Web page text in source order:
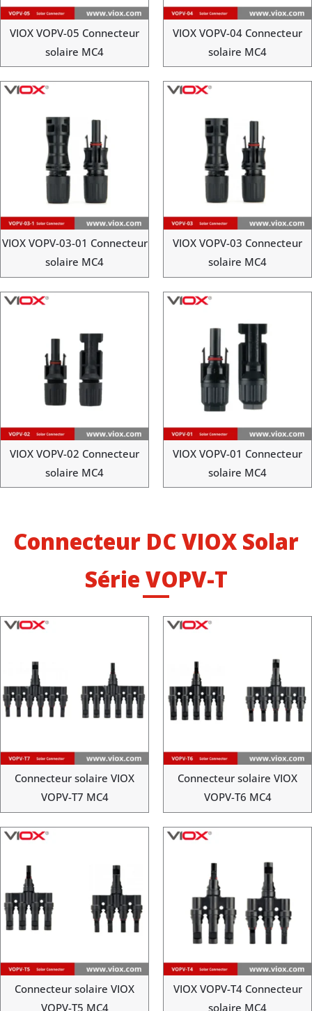
VIOX VOPV-05 Connecteur
solaire MC4
VIOX VOPV-04 Connecteur
solaire MC4
VIOX VOPV-03-01 Connecteur
solaire MC4
VIOX VOPV-03 Connecteur
solaire MC4
VIOX VOPV-02 Connecteur
solaire MC4
VIOX VOPV-01 Connecteur
solaire MC4
Connecteur DC VIOX Solar
Série VOPV-T
Connecteur solaire VIOX
VOPV-T7 MC4
Connecteur solaire VIOX
VOPV-T6 MC4
Connecteur solaire VIOX
VOPV-T5 MC4
VIOX VOPV-T4 Connecteur
solaire MC4